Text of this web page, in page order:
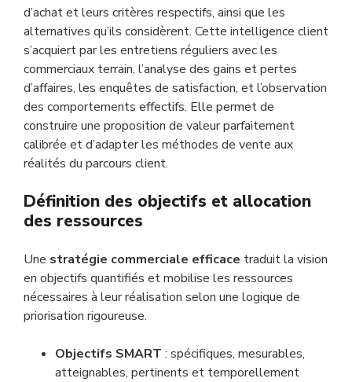
d’achat et leurs critères respectifs, ainsi que les
alternatives qu’ils considèrent. Cette intelligence client
s’acquiert par les entretiens réguliers avec les
commerciaux terrain, l’analyse des gains et pertes
d’affaires, les enquêtes de satisfaction, et l’observation
des comportements effectifs. Elle permet de
construire une proposition de valeur parfaitement
calibrée et d’adapter les méthodes de vente aux
réalités du parcours client.
Définition des objectifs et allocation
des ressources
Une stratégie commerciale efficace traduit la vision
en objectifs quantifiés et mobilise les ressources
nécessaires à leur réalisation selon une logique de
priorisation rigoureuse.
Objectifs SMART : spécifiques, mesurables,
atteignables, pertinents et temporellement